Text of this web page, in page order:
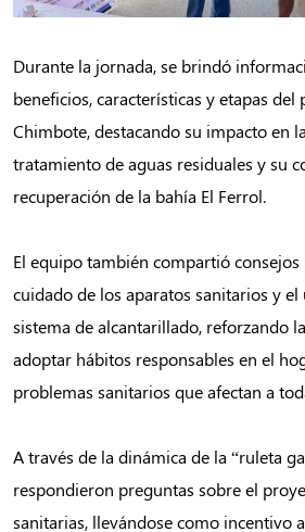
Durante la jornada, se brindó
beneficios, características y etapas del
Chimbote, destacando su impacto en
tratamiento de aguas residuales y su
recuperación de la bahía El Ferrol.
El equipo también compartió consejos
cuidado de los aparatos sanitarios y el
sistema de alcantarillado, reforzando
adoptar hábitos responsables en el
problemas sanitarios que afectan a
A través de la dinámica de la “ruleta
respondieron preguntas sobre el
sanitarias, llevándose como incentivo